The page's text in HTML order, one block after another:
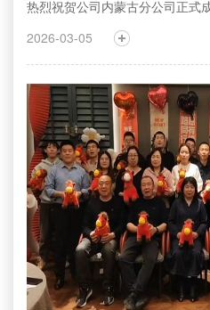
热烈祝贺公司内蒙古分公司正式
2026-03-05